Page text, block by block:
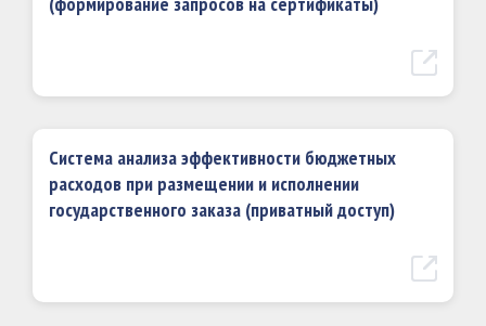
Система анализа эффективности бюджетных
расходов при размещении и исполнении
государственного заказа (приватный доступ)